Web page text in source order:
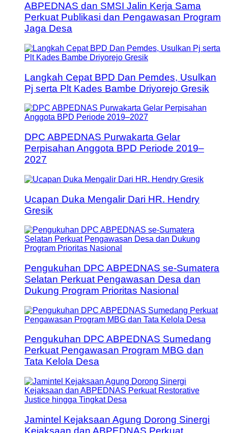
ABPEDNAS dan SMSI Jalin Kerja Sama
Perkuat Publikasi dan Pengawasan Program
Jaga Desa
Langkah Cepat BPD Dan Pemdes, Usulkan
Pj serta Plt Kades Bambe Driyorejo Gresik
DPC ABPEDNAS Purwakarta Gelar
Perpisahan Anggota BPD Periode 2019–
2027
Ucapan Duka Mengalir Dari HR. Hendry
Gresik
Pengukuhan DPC ABPEDNAS se-Sumatera
Selatan Perkuat Pengawasan Desa dan
Dukung Program Prioritas Nasional
Pengukuhan DPC ABPEDNAS Sumedang
Perkuat Pengawasan Program MBG dan
Tata Kelola Desa
Jamintel Kejaksaan Agung Dorong Sinergi
Kejaksaan dan ABPEDNAS Perkuat